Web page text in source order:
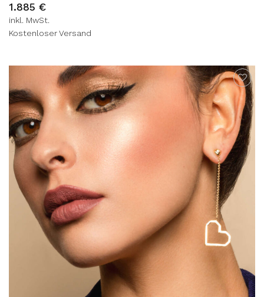
1.885 €
inkl. MwSt.
Kostenloser Versand
AUF DIE
WUNSCHLISTE